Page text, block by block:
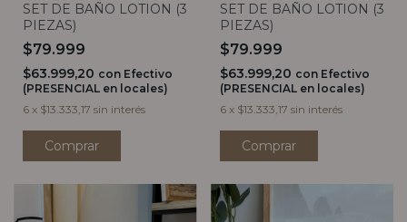
SET DE BAÑO LOTION (3
PIEZAS)
$79.999
$63.999,20 con Efectivo
(PRESENCIAL en locales)
6 x $13.333,17 sin interés
Comprar
SET DE BAÑO LOTION (3
PIEZAS)
$79.999
$63.999,20 con Efectivo
(PRESENCIAL en locales)
6 x $13.333,17 sin interés
Comprar